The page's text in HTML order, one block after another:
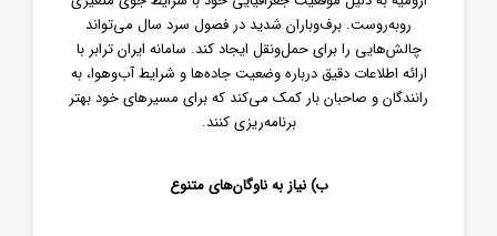
روبه‌روست. برف‌وباران شدید در فصول سرد سال می‌تواند
چالش‌هایی را برای حمل‌ونقل ایجاد کند. سامانه ایران ترابر با
ارائه اطلاعات دقیق درباره وضعیت جاده‌ها و شرایط آب‌وهوا، به
رانندگان و صاحبان بار کمک می‌کند که برای مسیرهای خود بهتر
برنامه‌ریزی کنند.
ب)نیاز به ناوگان‌های متنوع